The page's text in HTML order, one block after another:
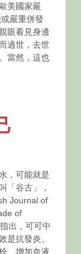
美國家嚴
嚴重併發
眼看見身邊
過世，去世
當然，這也
，可能就是
「谷古」，
Journal of
of
出，可可中
是抗發炎、
、增加血液